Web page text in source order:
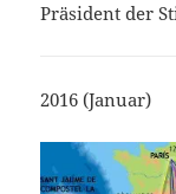
Präsident der
2016 (Januar)